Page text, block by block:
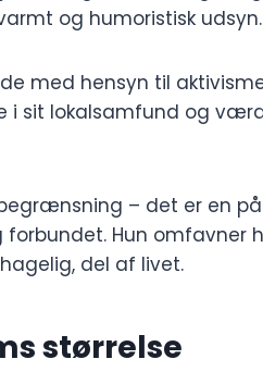
og humoristisk udsyn.
med hensyn til
i sit lokalsamfund og
– det er en
forbundet. Hun
del af livet.
størrelse